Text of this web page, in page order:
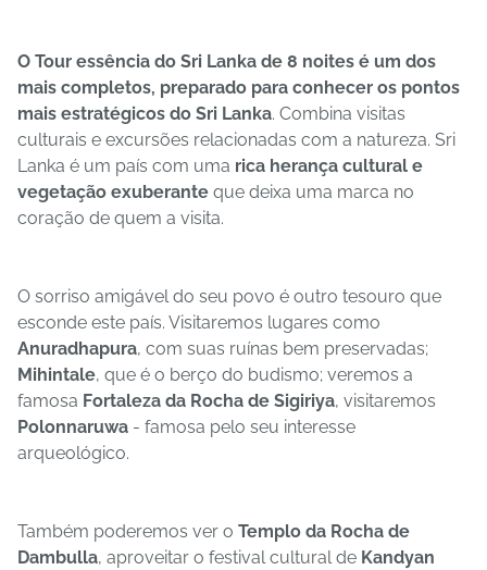
O Tour essência do Sri Lanka de 8 noites é um dos
mais completos, preparado para conhecer os pontos
mais estratégicos do Sri Lanka. Combina visitas
culturais e excursões relacionadas com a natureza. Sri
Lanka é um país com uma rica herança cultural e
vegetação exuberante que deixa uma marca no
coração de quem a visita.
O sorriso amigável do seu povo é outro tesouro que
esconde este país. Visitaremos lugares como
Anuradhapura, com suas ruínas bem preservadas;
Mihintale, que é o berço do budismo; veremos a
famosa Fortaleza da Rocha de Sigiriya, visitaremos
Polonnaruwa - famosa pelo seu interesse
arqueológico.
Também poderemos ver o Templo da Rocha de
Dambulla, aproveitar o festival cultural de Kandyan